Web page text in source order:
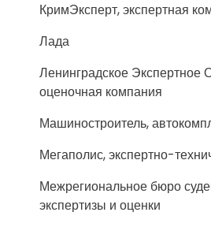
КримЭксперт, экспертная
Лада
Ленинградское Экспертное
оценочная компания
Машиностроитель,
Мегаполис, экспертно-
Межрегиональное бюро
экспертизы и оценки